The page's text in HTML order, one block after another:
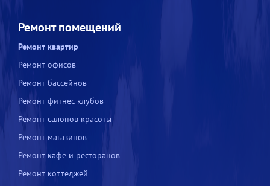
Ремонт помещений
Ремонт квартир
Ремонт офисов
Ремонт бассейнов
Ремонт фитнес клубов
Ремонт салонов красоты
Ремонт магазинов
Ремонт кафе и ресторанов
Ремонт коттеджей